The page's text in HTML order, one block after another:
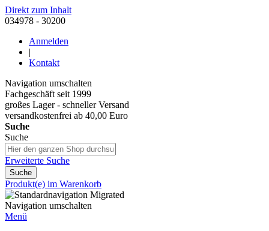
Direkt zum Inhalt
034978 - 30200
Anmelden
|
Kontakt
Navigation umschalten
Fachgeschäft seit 1999
großes Lager - schneller Versand
versandkostenfrei ab 40,00 Euro
Suche
Suche
Erweiterte Suche
Suche
Produkt(e) im Warenkorb
Navigation umschalten
Menü